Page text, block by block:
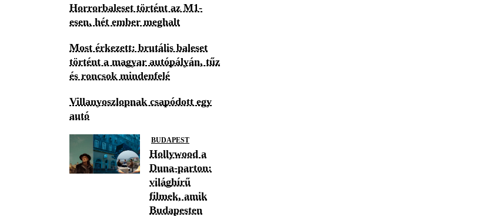
Horrorbaleset történt az M1-
esen, hét ember meghalt
Most érkezett: brutális baleset
történt a magyar autópályán, tűz
és roncsok mindenfelé
Villanyoszlopnak csapódott egy
autó
BUDAPEST
Hollywood a
Duna-parton:
világhírű
filmek, amik
Budapesten